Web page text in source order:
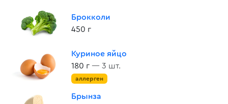
Брокколи
450 г
Куриное яйцо
180 г — 3 шт.
аллерген
Брынза